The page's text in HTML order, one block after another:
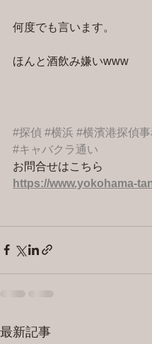
何度でも言います。
ほんと酒飲み嫌いwww
#探偵 #横浜 #横濱港探偵
#キャバクラ通い
お問合せはこちら
https://www.yokohama-
最新記事